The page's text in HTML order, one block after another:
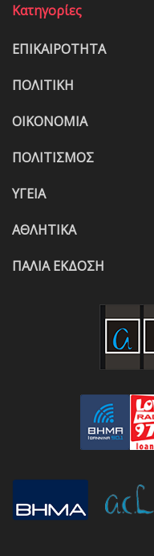
Κατηγορίες
ΕΠΙΚΑΙΡΟΤΗΤΑ
ΠΟΛΙΤΙΚΗ
ΟΙΚΟΝΟΜΙΑ
ΠΟΛΙΤΙΣΜΟΣ
ΥΓΕΙΑ
ΑΘΛΗΤΙΚΑ
ΠΑΛΙΑ ΕΚΔΟΣΗ